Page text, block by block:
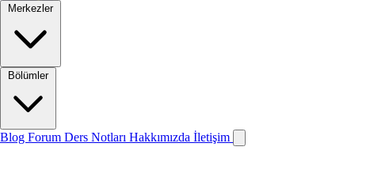
Merkezler
Bölümler
Blog Forum Ders Notları Hakkımızda İletişim